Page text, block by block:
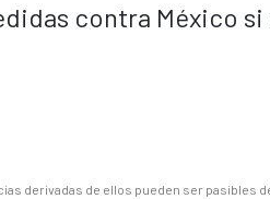
contra México
derivadas de ellos pueden ser pasibles